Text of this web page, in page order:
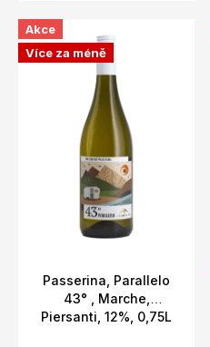
Akce
Více za méně
Passerina, Parallelo
43° , Marche,
Piersanti, 12%, 0,75L